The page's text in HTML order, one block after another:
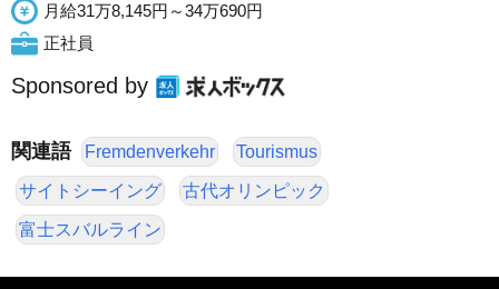
月給31万8,145円～34万690円
正社員
Sponsored by
関連語 Fremdenverkehr Tourismus
サイトシーイング 古代オリンピック
富士スバルライン